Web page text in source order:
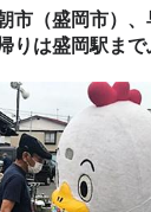
的にはすいとん
市（盛岡市）
りは盛岡駅まで